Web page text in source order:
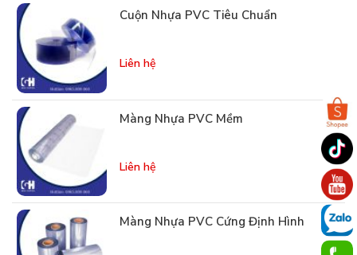
Cuộn Nhựa PVC Tiêu Chuẩn
Liên hệ
Màng Nhựa PVC Mềm
Liên hệ
Màng Nhựa PVC Cứng Định Hình